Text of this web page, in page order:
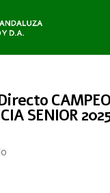
SENIOR